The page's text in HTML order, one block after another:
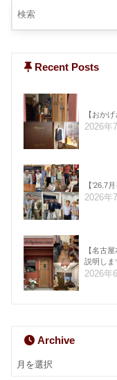
Recent Posts
【おか
2026年
【’26.7
2026年
【名古
説明しま
2026年
Archive